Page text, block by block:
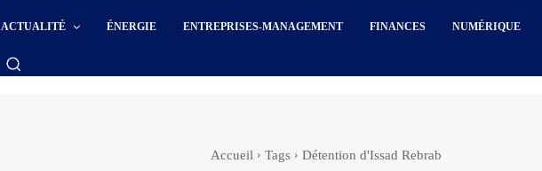
ACTUALITÉ ÉNERGIE ENTREPRISES-MANAGEMENT FINANCES NUMÉRIQUE
Accueil Tags Détention d'Issad Rebrab